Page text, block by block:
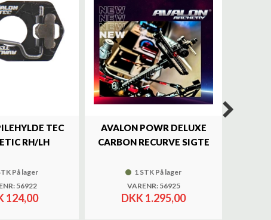
TEC
RH/LH
På lager
56922
124,00
AVALON POWR DELUXE
CARBON RECURVE SIGTE
1 STK På lager
VARENR: 56925
DKK 1.295,00